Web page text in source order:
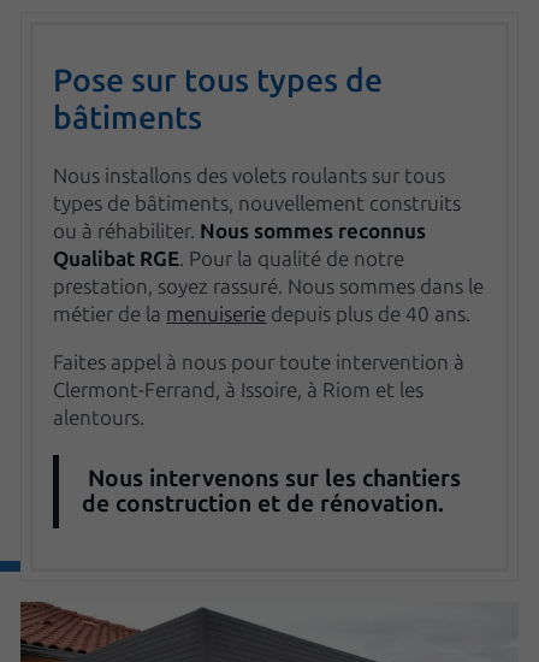
Pose sur tous types de
bâtiments
Nous installons des volets roulants sur tous
types de bâtiments, nouvellement construits
ou à réhabiliter. Nous sommes reconnus
Qualibat RGE. Pour la qualité de notre
prestation, soyez rassuré. Nous sommes dans le
métier de la menuiserie depuis plus de 40 ans.
Faites appel à nous pour toute intervention à
Clermont-Ferrand, à Issoire, à Riom et les
alentours.
Nous intervenons sur les chantiers
de construction et de rénovation.